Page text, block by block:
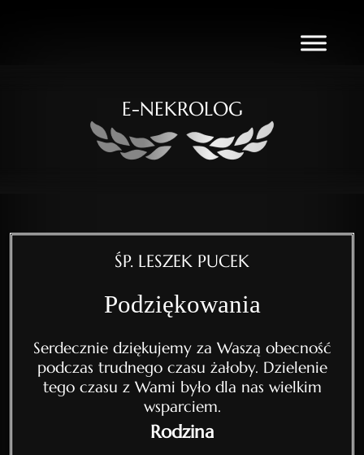
E-NEKROLOG
ŚP. LESZEK PUCEK
Podziękowania
Serdecznie dziękujemy za Waszą obecność
podczas trudnego czasu żałoby. Dzielenie
tego czasu z Wami było dla nas wielkim
wsparciem.
Rodzina